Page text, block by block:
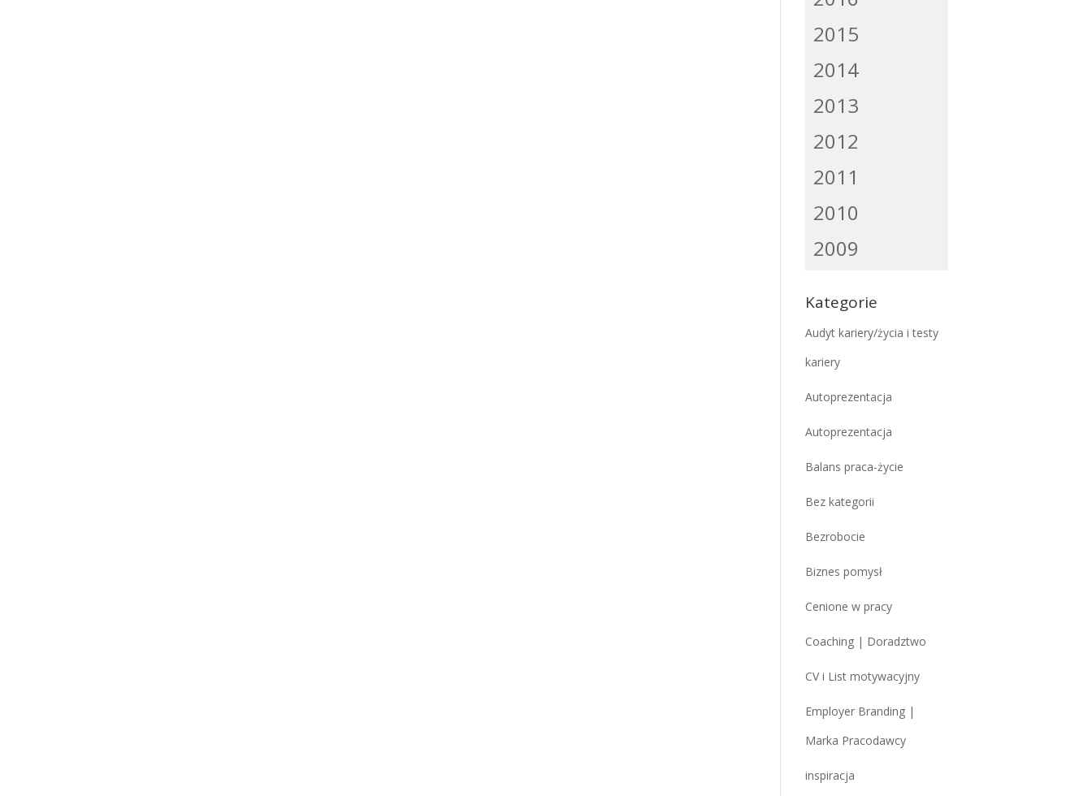
2015
2014
2013
2012
2011
2010
2009
Kategorie
Audyt kariery/życia i testy
kariery
Autoprezentacja
Autoprezentacja
Balans praca-życie
Bez kategorii
Bezrobocie
Biznes pomysł
Cenione w pracy
Coaching | Doradztwo
CV i List motywacyjny
Employer Branding |
Marka Pracodawcy
inspiracja